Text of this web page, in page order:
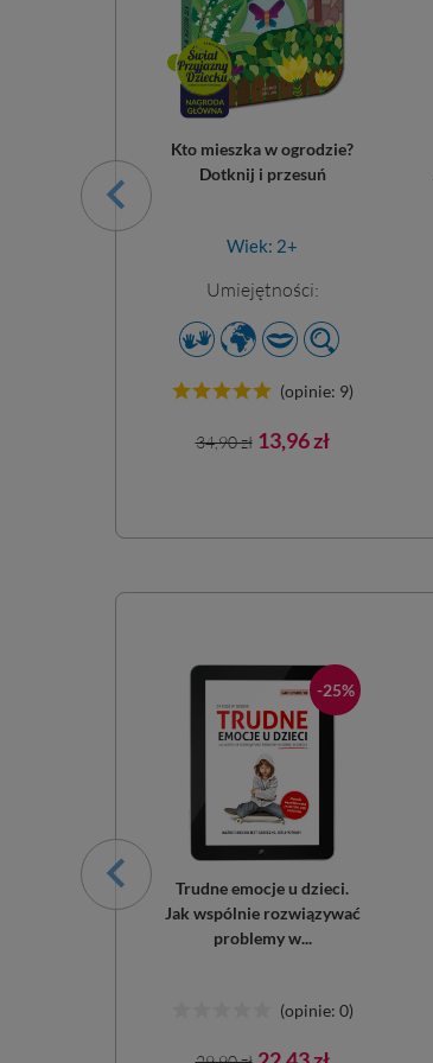
Kto mieszka w ogrodzie?
Dotknij i przesuń
Wiek: 2+
Umiejętności:
(opinie: 9)
Cena
34,90 zł Cena
13,96 zł
-25%
Trudne emocje u dzieci.
Jak wspólnie rozwiązywać
problemy w...
(opinie: 0)